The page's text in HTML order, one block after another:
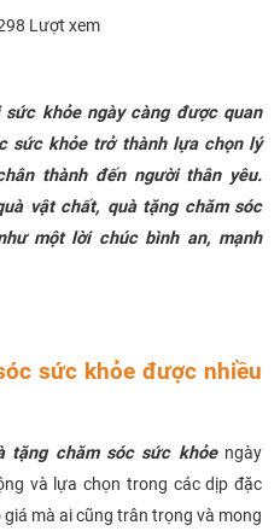
Lượt xem
khỏe ngày càng được quan
sức khỏe trở thành lựa chọn lý
thành đến người thân yêu.
vật chất, quà tặng chăm sóc
một lời chúc bình an, mạnh
sức khỏe được nhiều
tặng chăm sóc sức khỏe ngày
và lựa chọn trong các dịp đặc
giá mà ai cũng trân trọng và mong